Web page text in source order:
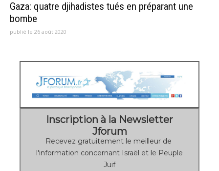
Gaza: quatre djihadistes tués en préparant une
bombe
publié le 26 août 2020
Inscription à la Newsletter
Jforum
Recevez gratuitement le meilleur de
l'information concernant Israël et le Peuple
Juif